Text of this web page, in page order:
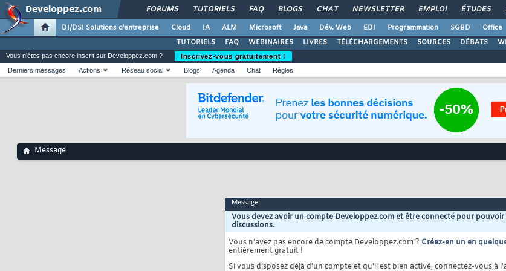
FORUMS TUTORIELS FAQ BLOGS CHAT NEWSLETTER EMPLOI ÉTUDES
DI/DSI Solutions d'entreprise Cloud IA ALM Microsoft Java Dév. Web EDI Programmation SGBD Office
TUTORIELS
FAQ WEBINAIRES LIVRES TÉLÉCHARGEMENTS SOURCES DÉBATS
Vous n'êtes pas encore inscrit sur Developpez.com ?
Inscrivez-vous gratuitement !
Derniers messages
Actions Réseau social Blogs Agenda Chat Règles
Message
Message
Vous devez avoir un compte Developpez.com et être connecté pour
discussions.
Vous n'avez pas encore de compte Developpez.com ? Créez-en un en
entièrement gratuit !
Si vous disposez déjà d'un compte et qu'il est bien activé, connectez-vous à